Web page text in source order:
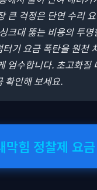
큰 걱정은 단연 수리
크대 뚫는 비용의 투
기 요금 폭탄을 원천
엄수합니다. 초고화
확인해 보세요.
막힘 정찰제